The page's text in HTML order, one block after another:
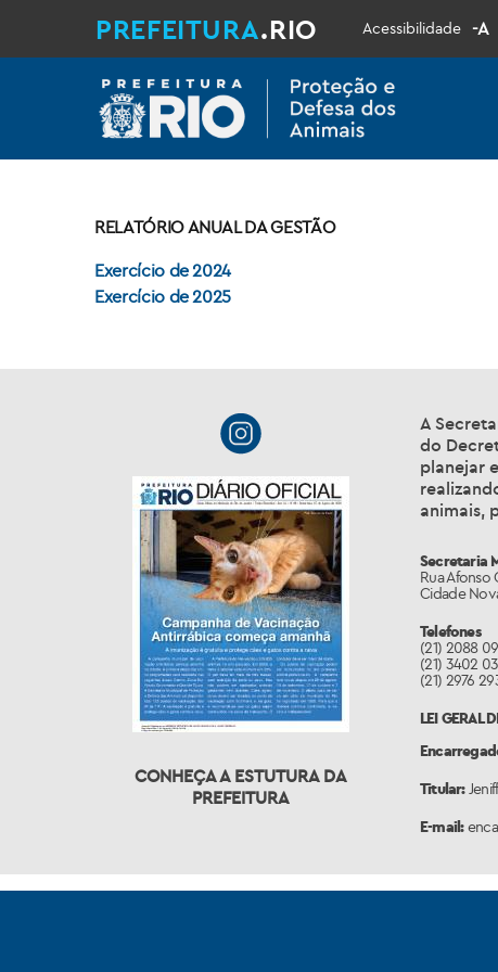
PREFEITURA.RIO Acessibilidade -A
RELATÓRIO ANUAL DA GESTÃO
Exercício de 2024
Exercício de 2025
CONHEÇA A ESTUTURA DA
PREFEITURA
A
do
planejar
animais,
Secretaria
Rua Afonso
Cidade
Telefones
(21) 2088
(21) 3402
(21) 2976
LEI GERAL
Titular:
E-mail: